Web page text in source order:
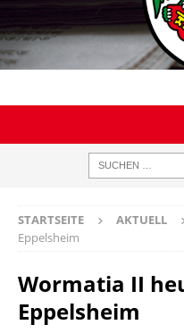
STARTSEITE AKTUELL
Eppelsheim
Wormatia II
Eppelsheim